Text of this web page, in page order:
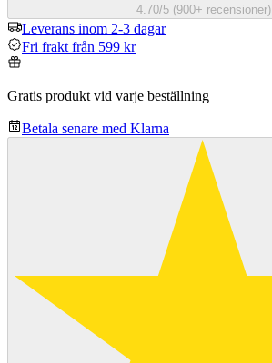
4.70/5 (900+ recensioner)
Leverans inom 2-3 dagar
Fri frakt från 599 kr
Gratis produkt vid varje beställning
Betala senare med Klarna